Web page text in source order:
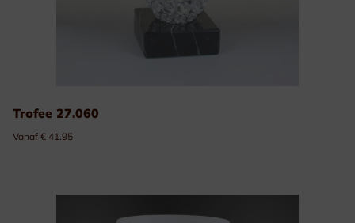
Trofee 27.060
Vanaf € 41.95